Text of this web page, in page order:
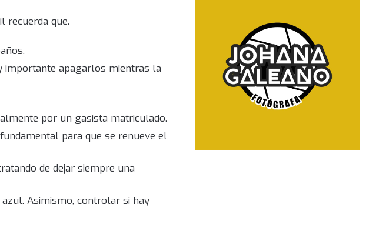
recuerda que.
importante apagarlos mientras la
por un gasista matriculado.
para que se renueve el
de dejar siempre una
Asimismo, controlar si hay